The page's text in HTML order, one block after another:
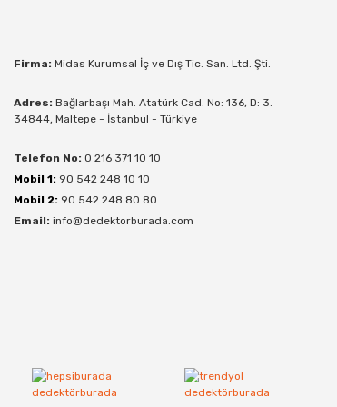
Firma: Midas Kurumsal İç ve Dış Tic. San. Ltd. Şti.
Adres: Bağlarbaşı Mah. Atatürk Cad. No: 136, D: 3.
34844, Maltepe - İstanbul - Türkiye
Telefon No: 0 216 371 10 10
Mobil 1: 90 542 248 10 10
Mobil 2: 90 542 248 80 80
Email: info@dedektorburada.com